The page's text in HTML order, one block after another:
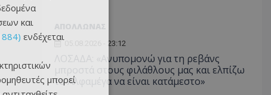
05.08.2026 - 23:12
ΛΟΣΑΔΑ: «Ανυπομονώ για τη ρεβάνς
μπροστά στους φιλάθλους μας και ελπίζω
το Αλφαμέγα να είναι κατάμεστο»
και
ενδέχεται
μπορεί